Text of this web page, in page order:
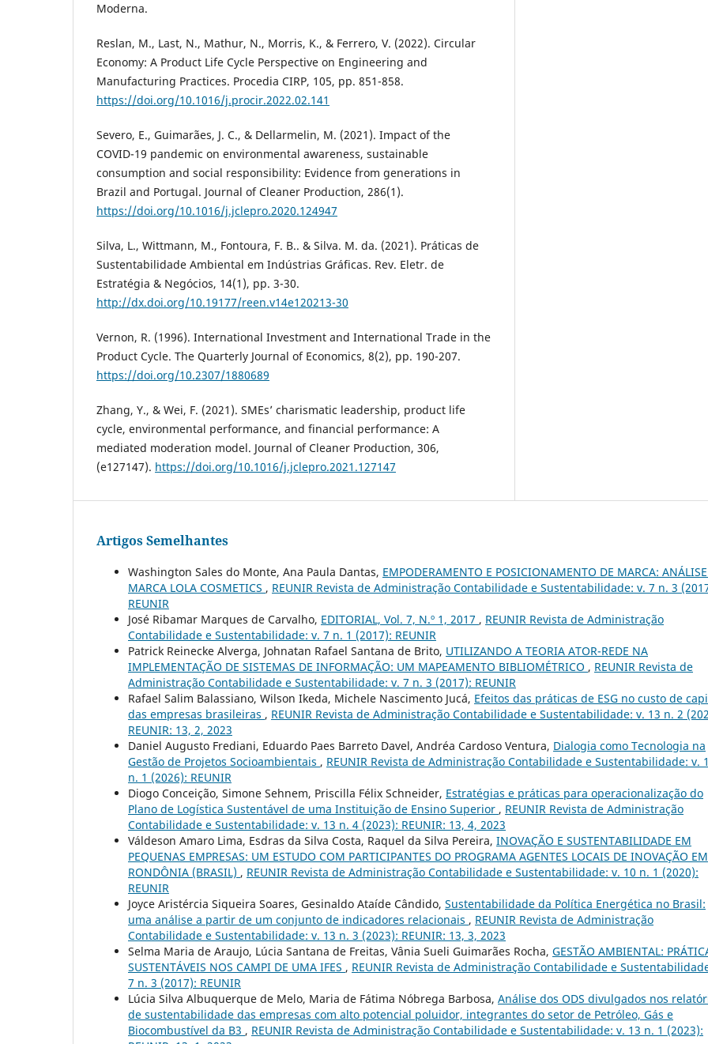
Moderna.
Reslan, M., Last, N., Mathur, N., Morris, K., & Ferrero, V. (2022). Circular
Economy: A Product Life Cycle Perspective on Engineering and
Manufacturing Practices. Procedia CIRP, 105, pp. 851-858.
https://doi.org/10.1016/j.procir.2022.02.141
Severo, E., Guimarães, J. C., & Dellarmelin, M. (2021). Impact of the
COVID-19 pandemic on environmental awareness, sustainable
consumption and social responsibility: Evidence from generations in
Brazil and Portugal. Journal of Cleaner Production, 286(1).
https://doi.org/10.1016/j.jclepro.2020.124947
Silva, L., Wittmann, M., Fontoura, F. B.. & Silva. M. da. (2021). Práticas de
Sustentabilidade Ambiental em Indústrias Gráficas. Rev. Eletr. de
Estratégia & Negócios, 14(1), pp. 3-30.
http://dx.doi.org/10.19177/reen.v14e120213-30
Vernon, R. (1996). International Investment and International Trade in the
Product Cycle. The Quarterly Journal of Economics, 8(2), pp. 190-207.
https://doi.org/10.2307/1880689
Zhang, Y., & Wei, F. (2021). SMEs’ charismatic leadership, product life
cycle, environmental performance, and financial performance: A
mediated moderation model. Journal of Cleaner Production, 306,
(e127147). https://doi.org/10.1016/j.jclepro.2021.127147
Artigos Semelhantes
Washington Sales do Monte, Ana Paula Dantas, EMPODERAMENTO E POSICIONAMENTO DE MARCA:
MARCA LOLA COSMETICS , REUNIR Revista de Administração Contabilidade e Sustentabilidade: v. 7 n. 3
REUNIR
José Ribamar Marques de Carvalho, EDITORIAL, Vol. 7, N.º 1, 2017 , REUNIR Revista de Administração
Contabilidade e Sustentabilidade: v. 7 n. 1 (2017): REUNIR
Patrick Reinecke Alverga, Johnatan Rafael Santana de Brito, UTILIZANDO A TEORIA ATOR-REDE NA
IMPLEMENTAÇÃO DE SISTEMAS DE INFORMAÇÃO: UM MAPEAMENTO BIBLIOMÉTRICO , REUNIR Revista de
Administração Contabilidade e Sustentabilidade: v. 7 n. 3 (2017): REUNIR
Rafael Salim Balassiano, Wilson Ikeda, Michele Nascimento Jucá, Efeitos das práticas de ESG no custo de
das empresas brasileiras , REUNIR Revista de Administração Contabilidade e Sustentabilidade: v. 13 n. 2
REUNIR: 13, 2, 2023
Daniel Augusto Frediani, Eduardo Paes Barreto Davel, Andréa Cardoso Ventura, Dialogia como Tecnologia na
Gestão de Projetos Socioambientais , REUNIR Revista de Administração Contabilidade e Sustentabilidade: v.
n. 1 (2026): REUNIR
Diogo Conceição, Simone Sehnem, Priscilla Félix Schneider, Estratégias e práticas para operacionalização do
Plano de Logística Sustentável de uma Instituição de Ensino Superior , REUNIR Revista de Administração
Contabilidade e Sustentabilidade: v. 13 n. 4 (2023): REUNIR: 13, 4, 2023
Váldeson Amaro Lima, Esdras da Silva Costa, Raquel da Silva Pereira, INOVAÇÃO E SUSTENTABILIDADE EM
PEQUENAS EMPRESAS: UM ESTUDO COM PARTICIPANTES DO PROGRAMA AGENTES LOCAIS DE INOVAÇÃO EM
RONDÔNIA (BRASIL) , REUNIR Revista de Administração Contabilidade e Sustentabilidade: v. 10 n. 1 (2020):
REUNIR
Joyce Aristércia Siqueira Soares, Gesinaldo Ataíde Cândido, Sustentabilidade da Política Energética no Brasil:
uma análise a partir de um conjunto de indicadores relacionais , REUNIR Revista de Administração
Contabilidade e Sustentabilidade: v. 13 n. 3 (2023): REUNIR: 13, 3, 2023
Selma Maria de Araujo, Lúcia Santana de Freitas, Vânia Sueli Guimarães Rocha, GESTÃO AMBIENTAL:
SUSTENTÁVEIS NOS CAMPI DE UMA IFES , REUNIR Revista de Administração Contabilidade e
7 n. 3 (2017): REUNIR
Lúcia Silva Albuquerque de Melo, Maria de Fátima Nóbrega Barbosa, Análise dos ODS divulgados nos
de sustentabilidade das empresas com alto potencial poluidor, integrantes do setor de Petróleo, Gás e
Biocombustível da B3 , REUNIR Revista de Administração Contabilidade e Sustentabilidade: v. 13 n. 1 (2023):